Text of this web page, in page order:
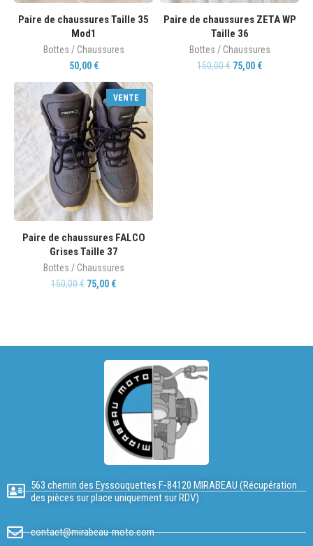
Paire de chaussures Taille 35
Mod1
Bottes / Chaussures
50,00 €
Paire de chaussures ZETA WP
Taille 36
Bottes / Chaussures
150,00€ 75,00 €
VENTE
Paire de chaussures FALCO
Grises Taille 37
Bottes / Chaussures
150,00€ 75,00 €
563 chemin des Eyssouquettes F-84120 MIRABEAU (Récupération
des pièces sur place uniquement sur RDV)
contact@mirabeau-moto.com